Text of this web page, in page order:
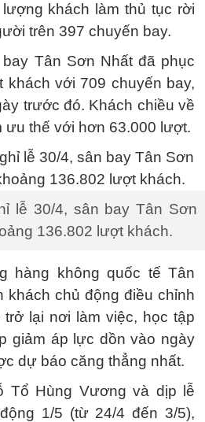
khách làm thủ tục rời
trên 397 chuyến bay.
Tân Sơn Nhất đã phục
khách với 709 chuyến bay,
trước đó. Khách chiều về
ưu thế với hơn 63.000 lượt.
lễ 30/4, sân bay Tân Sơn
136.802 lượt khách.
hàng không quốc tế Tân
khách chủ động điều chỉnh
trở lại nơi làm việc, học tập
giảm áp lực dồn vào ngày
dự báo căng thẳng nhất.
Tổ Hùng Vương và dịp lễ
1/5 (từ 24/4 đến 3/5),